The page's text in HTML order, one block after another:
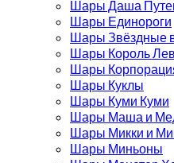
Шары Даша
Шары Единороги
Шары Звёздные
Шары Король Лев
Шары
Шары Куклы
Шары Куми Куми
Шары Маша и
Шары Микки и
Шары Миньоны